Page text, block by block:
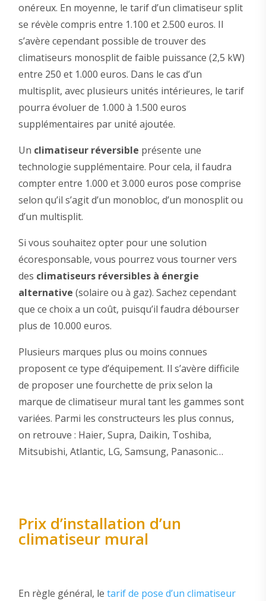
onéreux. En moyenne, le tarif d’un climatiseur split
se révèle compris entre 1.100 et 2.500 euros. Il
s’avère cependant possible de trouver des
climatiseurs monosplit de faible puissance (2,5 kW)
entre 250 et 1.000 euros. Dans le cas d’un
multisplit, avec plusieurs unités intérieures, le tarif
pourra évoluer de 1.000 à 1.500 euros
supplémentaires par unité ajoutée.
Un climatiseur réversible présente une
technologie supplémentaire. Pour cela, il faudra
compter entre 1.000 et 3.000 euros pose comprise
selon qu’il s’agit d’un monobloc, d’un monosplit ou
d’un multisplit.
Si vous souhaitez opter pour une solution
écoresponsable, vous pourrez vous tourner vers
des climatiseurs réversibles à énergie
alternative (solaire ou à gaz). Sachez cependant
que ce choix a un coût, puisqu’il faudra débourser
plus de 10.000 euros.
Plusieurs marques plus ou moins connues
proposent ce type d’équipement. Il s’avère difficile
de proposer une fourchette de prix selon la
marque de climatiseur mural tant les gammes sont
variées. Parmi les constructeurs les plus connus,
on retrouve : Haier, Supra, Daikin, Toshiba,
Mitsubishi, Atlantic, LG, Samsung, Panasonic…
Prix d’installation d’un
climatiseur mural
En règle général, le tarif de pose d’un climatiseur